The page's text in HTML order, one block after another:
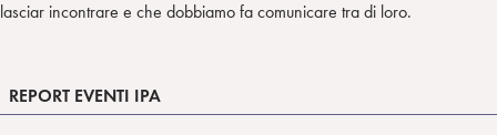
lasciar incontrare e che dobbiamo fa comunicare tra di loro.
REPORT EVENTI IPA